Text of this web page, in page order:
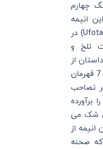
چهارم
انیمه
محصول استودیو یوفوتیبل (Ufotable) در
تلخ و
از
این قرار است که 7 جادوگر روح 7 قهرمان
تصاحب
برآورده
شک می
از
صحنه